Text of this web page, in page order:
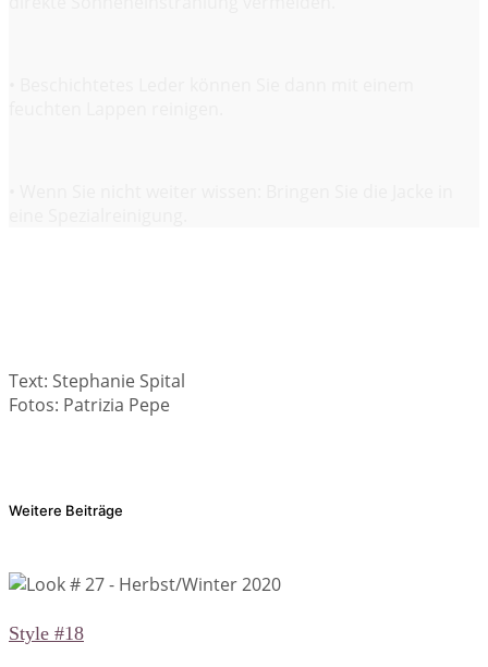
Text: Stephanie Spital
Fotos: Patrizia Pepe
Weitere Beiträge
Style #18